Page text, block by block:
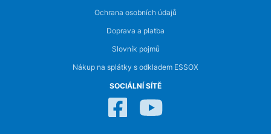
Ochrana osobních údajů
Doprava a platba
Slovník pojmů
Nákup na splátky s odkladem ESSOX
SOCIÁLNÍ SÍTĚ